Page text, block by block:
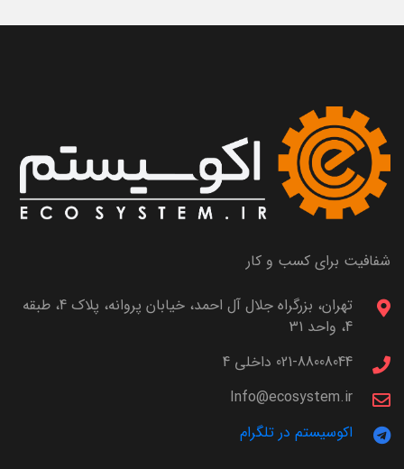
شفافیت برای کسب و کار
تهران، بزرگراه جلال آل احمد، خیابان پروانه، پلاک 4، طبقه
4، واحد 31
021-88008044 داخلی 4
Info@ecosystem.ir
اکوسیستم در تلگرام